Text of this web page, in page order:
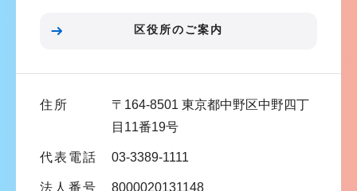
区役所のご案内
住所
〒164-8501 東京都中野区中野四丁
目11番19号
代表電話 03-3389-1111
法人番号 8000020131148